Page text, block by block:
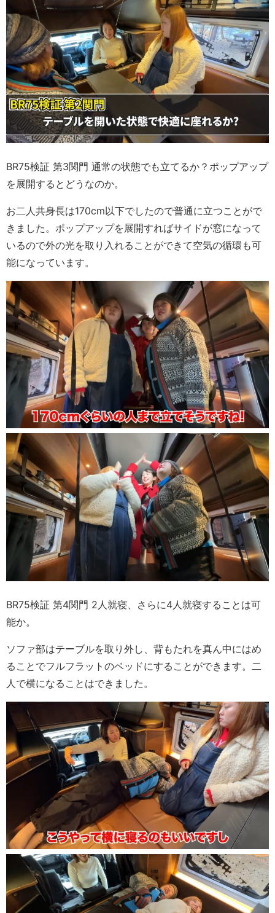
BR75検証 第3関門 通常の状態でも立てるか？ポップアップ
を展開するとどうなのか。
お二人共身長は170cm以下でしたので普通に立つことがで
きました。ポップアップを展開すればサイドが窓になって
いるので外の光を取り入れることができて空気の循環も可
能になっています。
BR75検証 第4関門 2人就寝、さらに4人就寝することは可
能か。
ソファ部はテーブルを取り外し、背もたれを真ん中にはめ
ることでフルフラットのベッドにすることができます。二
人で横になることはできました。